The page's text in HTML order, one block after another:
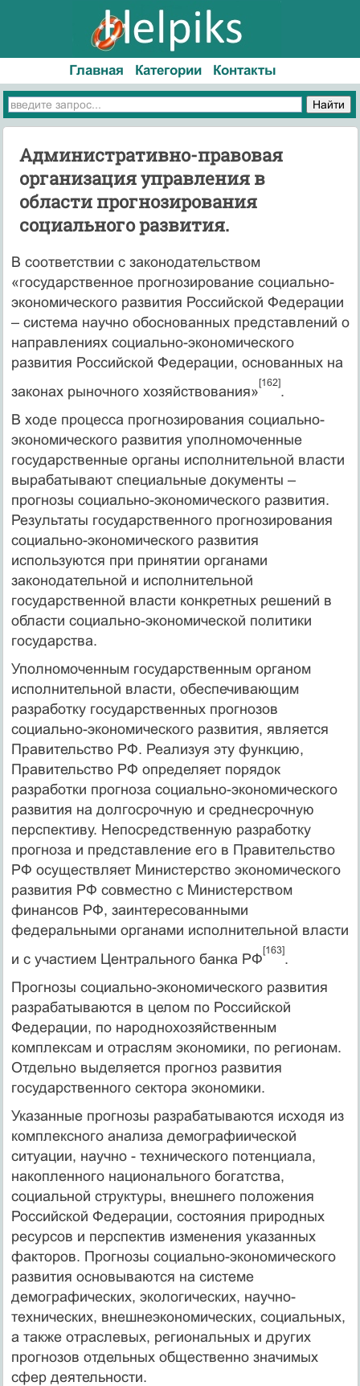
Главная Категории Контакты
Административно-правовая
организация управления в
области прогнозирования
социального развития.
В соответствии с законодательством
«государственное прогнозирование социально-
экономического развития Российской Федерации
– система научно обоснованных представлений о
направлениях социально-экономического
развития Российской Федерации, основанных на
законах рыночного хозяйствования»
[162]
.
В ходе процесса прогнозирования социально-
экономического развития уполномоченные
государственные органы исполнительной власти
вырабатывают специальные документы –
прогнозы социально-экономического развития.
Результаты государственного прогнозирования
социально-экономического развития
используются при принятии органами
законодательной и исполнительной
государственной власти конкретных решений в
области социально-экономической политики
государства.
Уполномоченным государственным органом
исполнительной власти, обеспечивающим
разработку государственных прогнозов
социально-экономического развития, является
Правительство РФ. Реализуя эту функцию,
Правительство РФ определяет порядок
разработки прогноза социально-экономического
развития на долгосрочную и среднесрочную
перспективу. Непосредственную разработку
прогноза и представление его в Правительство
РФ осуществляет Министерство экономического
развития РФ совместно с Министерством
финансов РФ, заинтересованными
федеральными органами исполнительной власти
и с участием Центрального банка РФ
[163]
.
Прогнозы социально-экономического развития
разрабатываются в целом по Российской
Федерации, по народнохозяйственным
комплексам и отраслям экономики, по регионам.
Отдельно выделяется прогноз развития
государственного сектора экономики.
Указанные прогнозы разрабатываются исходя из
комплексного анализа демографиической
ситуации, научно - технического потенциала,
накопленного национального богатства,
социальной структуры, внешнего положения
Российской Федерации, состояния природных
ресурсов и перспектив изменения указанных
факторов. Прогнозы социально-экономического
развития основываются на системе
демографических, экологических, научно-
технических, внешнеэкономических, социальных,
а также отраслевых, региональных и других
прогнозов отдельных общественно значимых
сфер деятельности.